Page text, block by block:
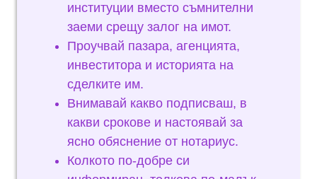
институции вместо съмнителни
заеми срещу залог на имот.
Проучвай пазара, агенцията,
инвеститора и историята на
сделките им.
Внимавай какво подписваш, в
какви срокове и настоявай за
ясно обяснение от нотариус.
Колкото по-добре си